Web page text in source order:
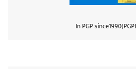
In PGP since1990